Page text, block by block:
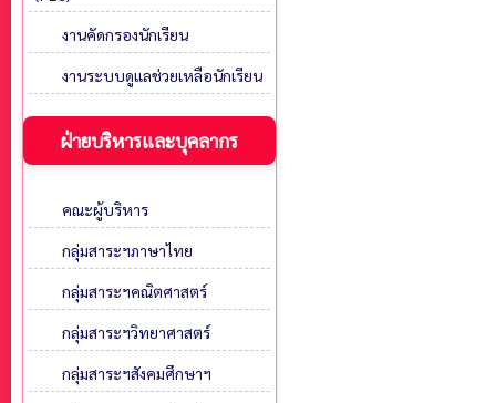
งานคัดกรองนักเรียน
งานระบบดูแลช่วยเหลือนักเรียน
ฝ่ายบริหารและบุคลากร
คณะผู้บริหาร
กลุ่มสาระฯภาษาไทย
กลุ่มสาระฯคณิตศาสตร์
กลุ่มสาระฯวิทยาศาสตร์
กลุ่มสาระฯสังคมศึกษาฯ